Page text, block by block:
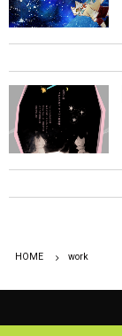
HOME work